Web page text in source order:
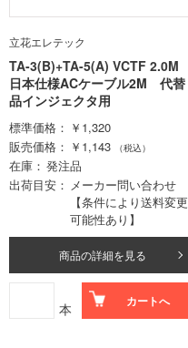
立花エレテック
TA-3(B)+TA-5(A) VCTF 2.0M
日本仕様ACケーブル2M 代替
品インジェクタ用
標準価格
￥1,320
販売価格
￥1,143 （税込）
在庫
発注品
出荷目安
メーカー問い合わせ
【条件により送料変更
可能性あり】
商品の詳細を見る
本 カートへ